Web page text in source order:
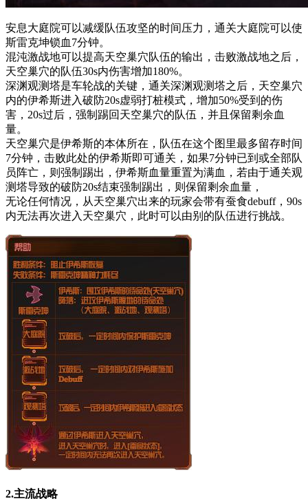
安息大庭院可以减缓队伍攻坚的时间压力，通关大庭院可以使
斯雷克坤锁血7分钟。
混沌激战地可以提高天空巢穴队伍的输出，击败激战地之后，
天空巢穴的队伍30s内伤害增加180%。
深渊观测塔是车轮战的关键，通关深渊观测塔之后，天空巢穴
内的伊希斯进入破防20s虚弱打桩模式，增加50%受到的伤
害，20s过后，强制踢回天空巢穴的队伍，并且保留剩余血
量。
天空巢穴是伊希斯的本体所在，队伍在这个图里最多留存时间
7分钟，击败此处的伊希斯即可通关，如果7分钟已到或全部队
员阵亡，则强制踢出，伊希斯血量重置为满血，若由于通关观
测塔导致的破防20s结束强制踢出，则保留剩余血量，
无论任何情况，从天空巢穴出来的玩家会带有蚕食debuff，90s
内无法再次进入天空巢穴，此时可以由别的队伍进行挑战。
2.主流战略